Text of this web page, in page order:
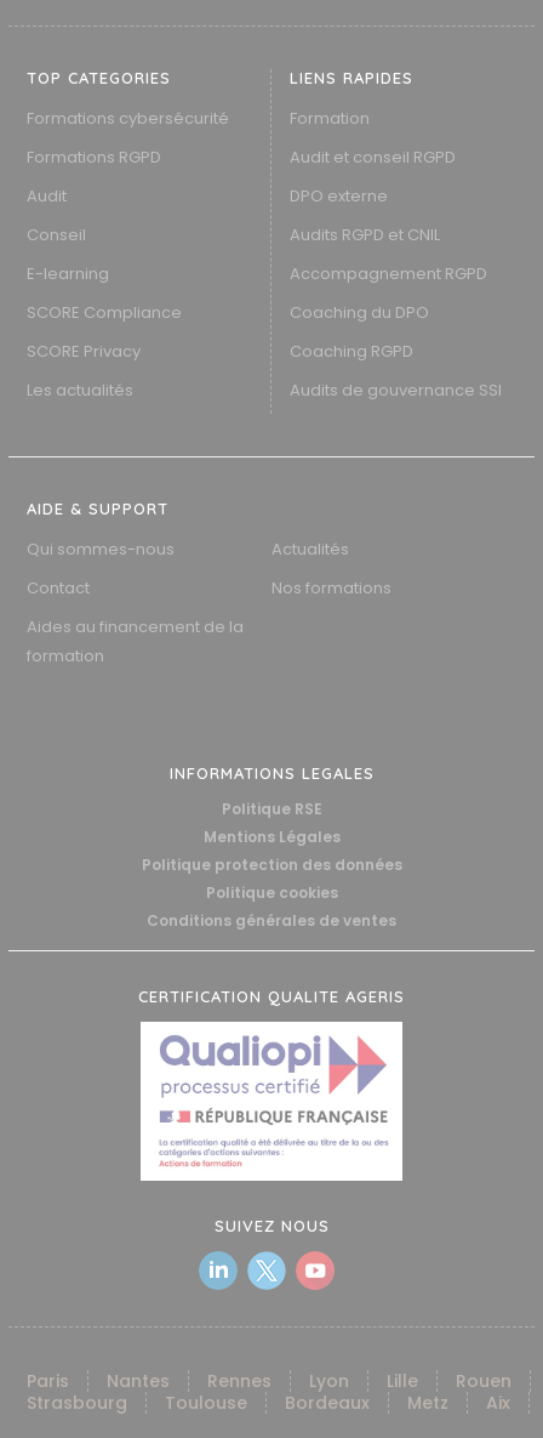
TOP CATEGORIES
Formations cybersécurité
Formations RGPD
Audit
Conseil
E-learning
SCORE Compliance
SCORE Privacy
Les actualités
LIENS RAPIDES
Formation
Audit et conseil RGPD
DPO externe
Audits RGPD et CNIL
Accompagnement RGPD
Coaching du DPO
Coaching RGPD
Audits de gouvernance SSI
AIDE & SUPPORT
Qui sommes-nous
Actualités
Contact
Nos formations
Aides au financement de la
formation
INFORMATIONS LEGALES
Politique RSE
Mentions Légales
Politique protection des données
Politique cookies
Conditions générales de ventes
CERTIFICATION QUALITE AGERIS
SUIVEZ NOUS
Paris Nantes Rennes Lyon Lille
Rouen
Strasbourg
Toulouse Bordeaux Metz Aix